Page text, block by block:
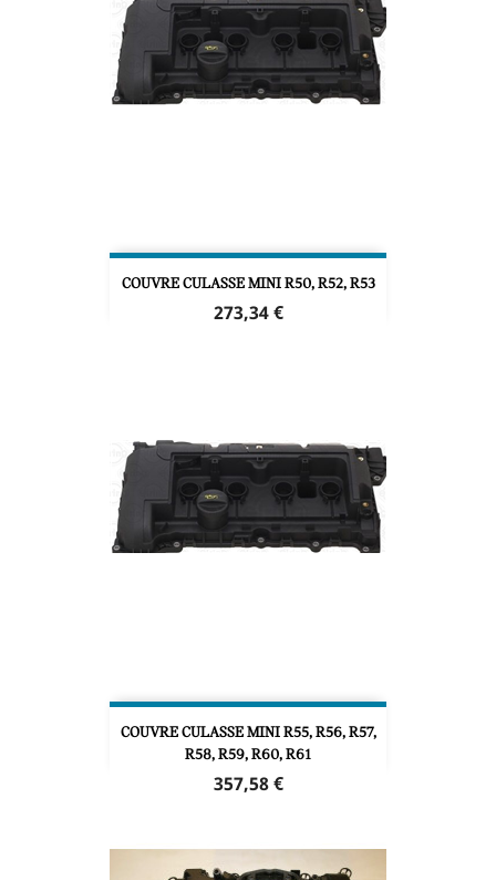
COUVRE CULASSE MINI R50, R52, R53
Prix
273,34 €
COUVRE CULASSE MINI R55, R56, R57,
R58, R59, R60, R61
Prix
357,58 €